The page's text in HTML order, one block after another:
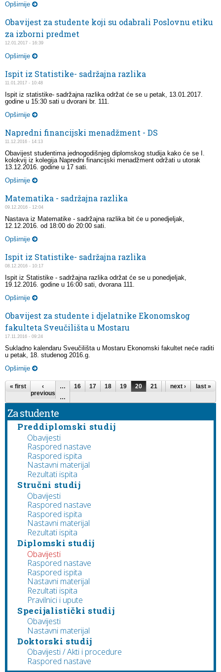
Opširnije
Obavijest za studente koji su odabrali Poslovnu etiku
za izborni predmet
12.01.2017 - 16:39
Opširnije
Ispit iz Statistike- sadržajna razlika
11.01.2017 - 10:48
Ispit iz statistike- sadržajna razlika održat će se u petak, 13.01.2017.
godine u 15:30 sati u dvorani br. 111.
Opširnije
Napredni financijski menadžment - DS
11.12.2016 - 14:13
Obavijest studentima jednogodišnjeg diplomskog studija kako će se I.
kolokvij iz kolegija Napredni financijski menadžment održati u utorak
13.12.2016. godine u 17 sati.
Opširnije
Matematika - sadržajna razlika
09.12.2016 - 12:04
Nastava iz Matematike - sadržajna razlika bit će u ponedjeljak,
12.12.2016. od 18:00 do 20:00 sati.
Opširnije
Ispit iz Statistike- sadržajna razlika
08.12.2016 - 10:17
Ispit iz Statistike - sadržajna razlika održat će se u ponedjeljak,
19.12.2016. godine u 16:00 sati, dvorana 111.
Opširnije
Obavijest za studente i djelatnike Ekonomskog
fakulteta Sveučilišta u Mostaru
17.11.2016 - 09:24
Sukladno kalendaru Sveučilišta u Mostaru Ekonomski fakultet neće raditi
u petak, 18. studenog 2016.g.
Opširnije
Pages
« first
‹
previous
… 16 17 18 19 20 21 22 23
24
…
next › last »
Za studente
Preddiplomski studij
Obavijesti
Raspored nastave
Raspored ispita
Nastavni materijal
Rezultati ispita
Stručni studij
Obavijesti
Raspored nastave
Raspored ispita
Nastavni materijal
Rezultati ispita
Diplomski studij
Obavijesti
Raspored nastave
Raspored ispita
Nastavni materijal
Rezultati ispita
Pravilnici i upute
Specijalistički studij
Obavijesti
Nastavni materijal
Doktorski studij
Obavijesti / Akti i procedure
Raspored nastave